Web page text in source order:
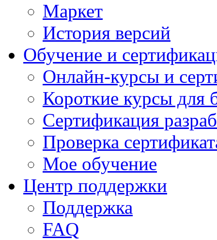
Маркет
История версий
Обучение и
Онлайн-курсы и
Короткие курсы для
Сертификация
Проверка
Мое обучение
Центр поддержки
Поддержка
FAQ